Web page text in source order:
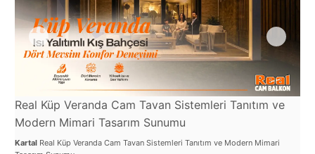
Real Küp Veranda Cam Tavan Sistemleri Tanıtım ve
Modern Mimari Tasarım Sunumu
Kartal Real Küp Veranda Cam Tavan Sistemleri Tanıtım ve Modern Mimari
switzerland
Tilburg
Van
Yalova